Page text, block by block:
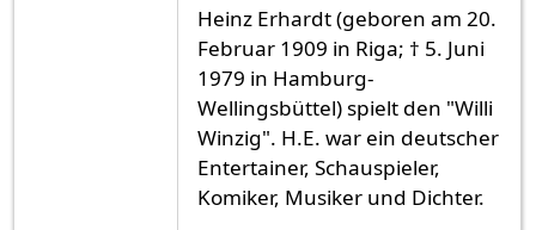
Heinz Erhardt (geboren am 20.
Februar 1909 in Riga; † 5. Juni
1979 in Hamburg-
Wellingsbüttel) spielt den "Willi
Winzig". H.E. war ein deutscher
Entertainer, Schauspieler,
Komiker, Musiker und Dichter.